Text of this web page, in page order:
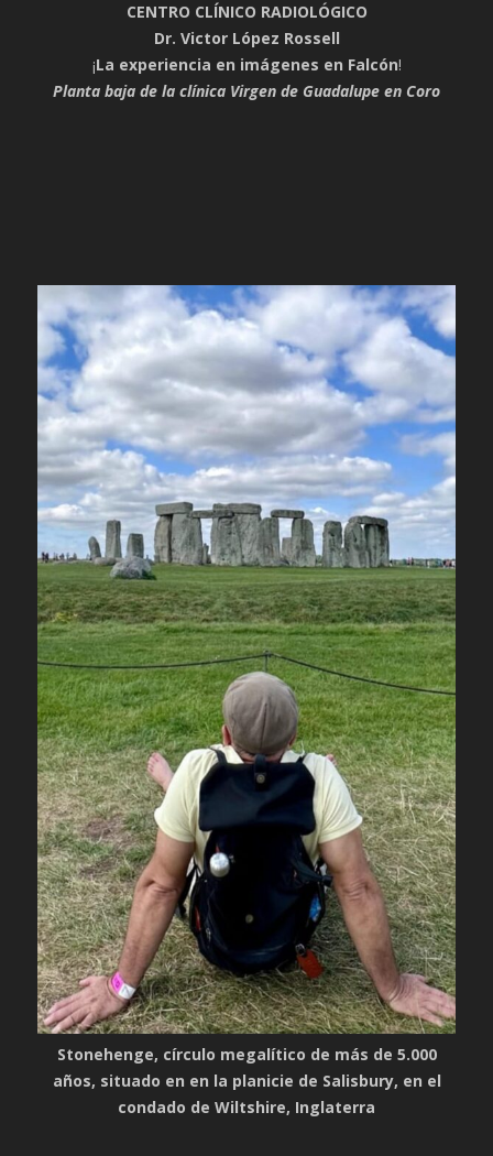
CENTRO CLÍNICO RADIOLÓGICO
Dr. Victor López Rossell
¡La experiencia en imágenes en Falcón!
Planta baja de la clínica Virgen de Guadalupe en Coro
Stonehenge, círculo megalítico de más de 5.000
años, situado en en la planicie de Salisbury, en el
condado de Wiltshire, Inglaterra